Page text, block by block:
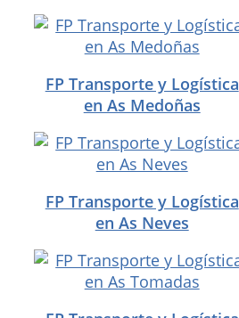
FP Transporte y Logística
en As Medoñas
FP Transporte y Logística
en As Neves